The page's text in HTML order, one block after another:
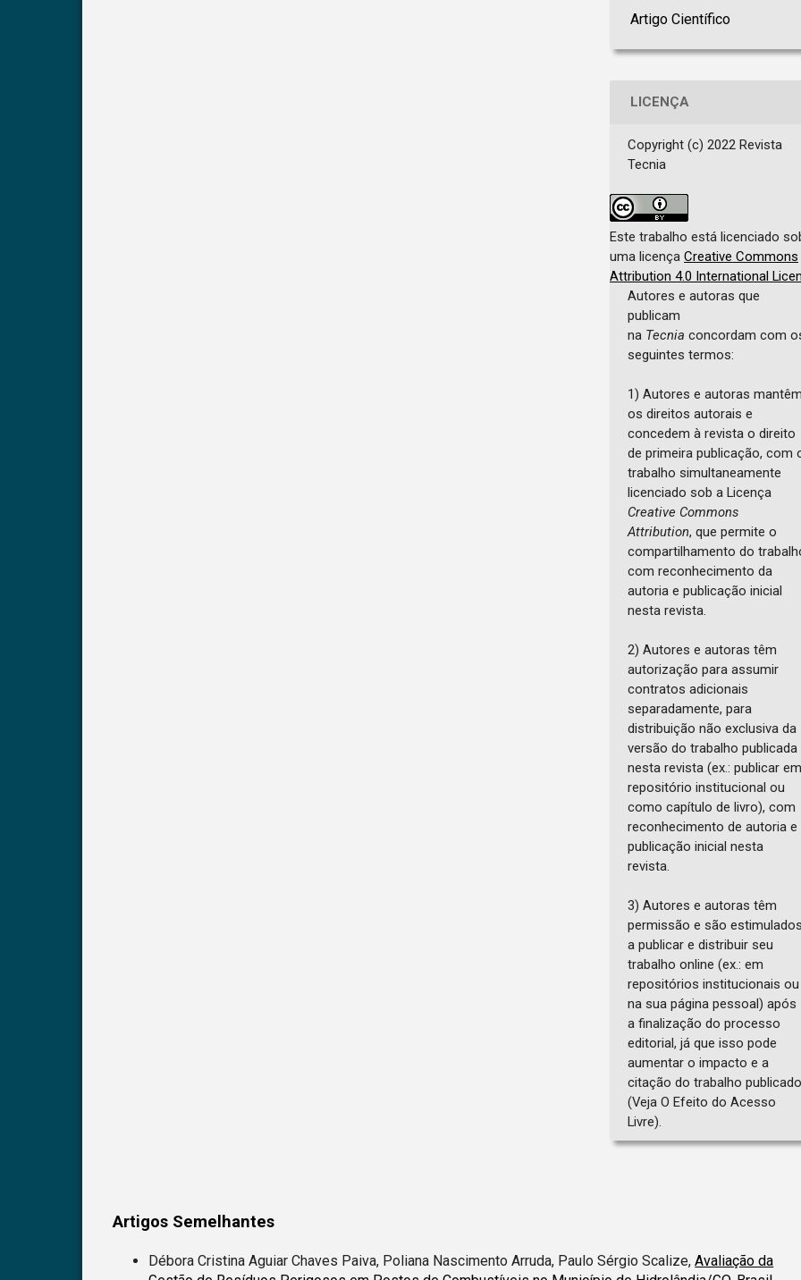
Artigo Científico
LICENÇA
Copyright (c) 2022 Revista
Tecnia
Este trabalho está licenciado
uma licença Creative Commons
Attribution 4.0 International
Autores e autoras que
publicam
na Tecnia concordam com
seguintes termos:
1) Autores e autoras mantêm
os direitos autorais e
concedem à revista o direito
de primeira publicação, com
trabalho simultaneamente
licenciado sob a Licença
Creative Commons
Attribution, que permite o
compartilhamento do
com reconhecimento da
autoria e publicação inicial
nesta revista.
2) Autores e autoras têm
autorização para assumir
contratos adicionais
separadamente, para
distribuição não exclusiva da
versão do trabalho publicada
nesta revista (ex.: publicar em
repositório institucional ou
como capítulo de livro), com
reconhecimento de autoria e
publicação inicial nesta
revista.
3) Autores e autoras têm
permissão e são estimulados
a publicar e distribuir seu
trabalho online (ex.: em
repositórios institucionais ou
na sua página pessoal) após
a finalização do processo
editorial, já que isso pode
aumentar o impacto e a
citação do trabalho publicado
(Veja O Efeito do Acesso
Livre).
Artigos Semelhantes
Débora Cristina Aguiar Chaves Paiva, Poliana Nascimento Arruda, Paulo Sérgio Scalize,Avaliação da